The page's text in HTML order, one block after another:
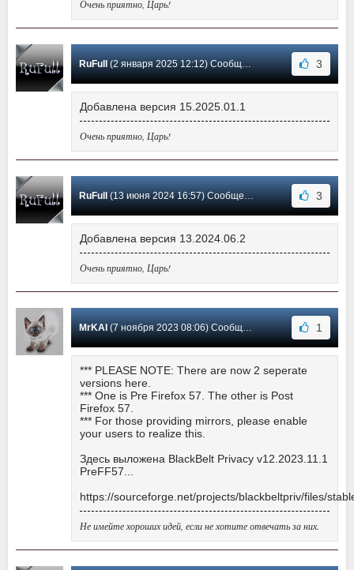
Очень приятно, Царь!
RuFull(2 января 2025 12:12) Сообщение #43 3
Добавлена версия 15.2025.01.1
Очень приятно, Царь!
RuFull(13 июня 2024 16:57) Сообщение #42 3
Добавлена версия 13.2024.06.2
Очень приятно, Царь!
MrKAI(7 ноября 2023 08:06) Сообщение #41 1
*** PLEASE NOTE: There are now 2 seperate
versions here.
*** One is Pre Firefox 57. The other is Post
Firefox 57.
*** For those providing mirrors, please enable
your users to realize this.
Здесь выложена BlackBelt Privacy v12.2023.11.1
PreFF57...
https://sourceforge.net/projects/blackbeltpriv/files/
Не имейте хороших идей, если не хотите отвечать за них.